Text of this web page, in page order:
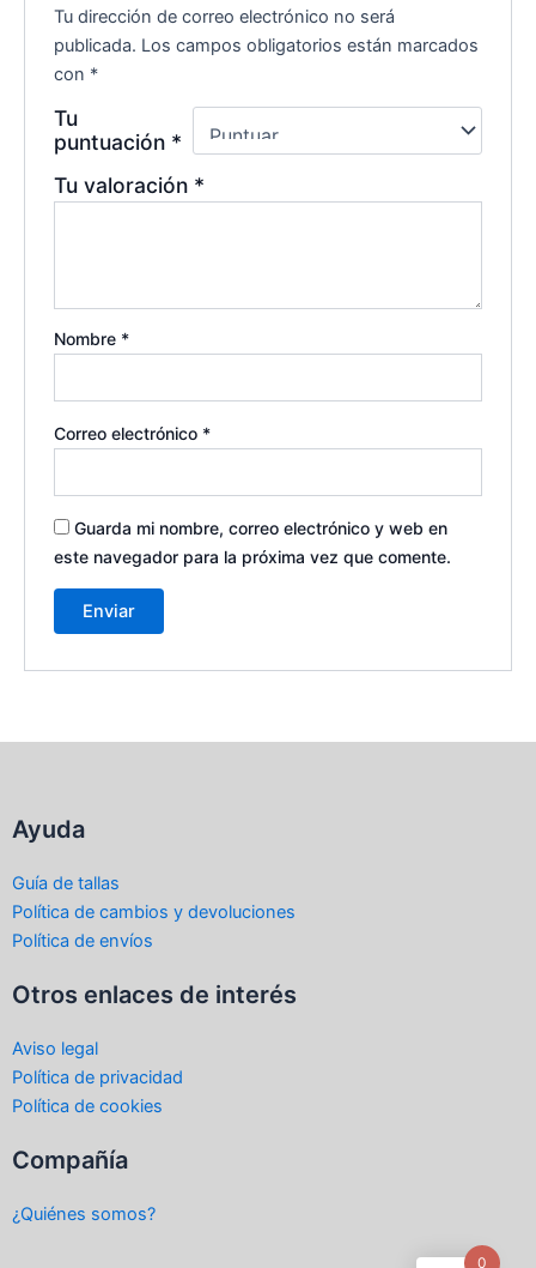
Tu dirección de correo electrónico no será
publicada. Los campos obligatorios están marcados
con *
Tu
puntuación *
Tu valoración *
Nombre *
Correo electrónico *
Guarda mi nombre, correo electrónico y web en
este navegador para la próxima vez que comente.
Ayuda
Guía de tallas
Política de cambios y devoluciones
Política de envíos
Otros enlaces de interés
Aviso legal
Política de privacidad
Política de cookies
Compañía
¿Quiénes somos?
0